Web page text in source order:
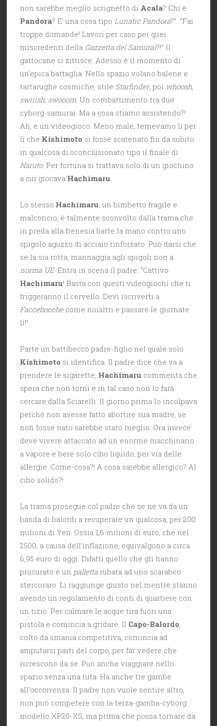
non sarebbe meglio scrignetto di Acala? Chi è
Pandora? E’ una cosa tipo Lunatic Pandora?”. “Fai
troppe domande! Lavori per caso per quei
miscredenti della Gazzetta del Samurai?!” Il
gattocane si zittisce. Adesso è il momento di
un’epica battaglia. Nello spazio volano balene e
tartarughe cosmiche, stile Starfinder, poi whoosh
swiiish swooom . Un combattimento tra due
cyborg-samurai. Ma a cosa stiamo assistendo?!
Ah, è un videogioco. Meno male, temevamo lì per
lì che Kishimoto si fosse scatenato fin da subito
in qualcosa di sconclusionato tipo il finale di
Naruto. Per fortuna si trattava solo di un giochino
a cui giocava Hachimaru
Lo stesso Hachimaru , un bimbetto fragile e
malconcio, è talmente sconvolto dalla trama che
in preda alla frenesia batte la mano contro uno
spigolo aguzzo di acciaio rinforzato. Può darsi che
se la sia rotta, mannaggia agli spigoli non a
norma UE. Entra in scena il padre: “Cattivo
Hachimaru! Basta con questi videogiochi che ti
friggeranno il cervello. Devi iscriverti a
Faccebocchecome noialtri e passare le giornate
lì!”
Parte un battibecco padre-figlio nel quale solo
Kishimoto si identifica. Il padre dice che va a
prendere le sigarette, Hachimaru commenta che
spera che non torni e in tal caso non lo farà
cercare dalla Sciarelli. Il giorno prima lo incolpava
perché non avesse fatto abortire sua madre, se
non fosse nato sarebbe stato meglio. Ora invece
deve vivere attaccato ad un enorme macchinario
a vapore e bere solo cibo liquido, per via delle
allergie. Come-cosa?! A cosa sarebbe allergico? Al
cibo solido?!
La trama prosegue col padre che se ne va da un
banda di balordi a recuperare un qualcosa, per 200
milioni di Yen. Ossia 1,6 milioni di euro, che nel
2500, a causa dell’inflazione, equivalgono a circa
6,95 euro di oggi. Difatti quello che gli hanno
procurato è un palletta rubata ad uno scarabeo
stercoraro. Li raggiunge giusto nel mentre stanno
avendo un regolamento di conti di quartiere con
un tizio. Per calmare le acque tira fuori una
pistola e comincia a gridare. Il Capo-Balordo
colto da smania competitiva, comincia ad
amputarsi parti del corpo, per far vedere che
ricrescono da se. Può anche viaggiare nello
spazio senza una tuta. Ha anche tre gambe
all’occorrenza. Il padre non vuole sentire altro,
non può competere con la terza-gamba-cyborg
modello XP20-XS, ma prima che possa tornare da